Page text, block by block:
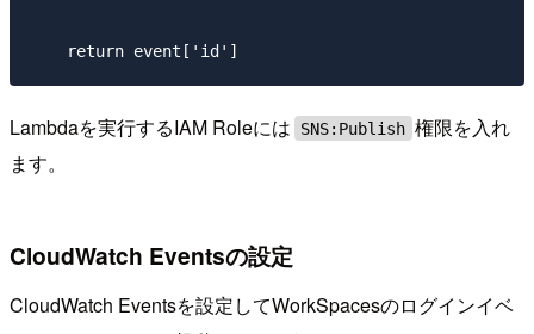
Lambdaを実行するIAM Roleには SNS:Publish 権限を入れ
ます。
CloudWatch Eventsの設定
CloudWatch Eventsを設定してWorkSpacesのログインイベ